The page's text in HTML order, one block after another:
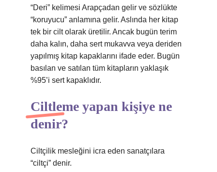
“Deri” kelimesi Arapçadan gelir ve sözlükte
“koruyucu” anlamına gelir. Aslında her kitap
tek bir cilt olarak üretilir. Ancak bugün terim
daha kalın, daha sert mukavva veya deriden
yapılmış kitap kapaklarını ifade eder. Bugün
basılan ve satılan tüm kitapların yaklaşık
%95’i sert kapaklıdır.
Ciltleme yapan kişiye ne
denir?
Ciltçilik mesleğini icra eden sanatçılara
“ciltçi” denir.